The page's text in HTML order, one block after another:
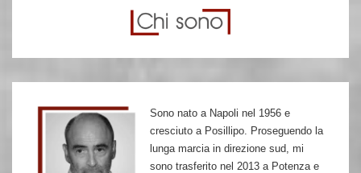
Sabadin
Sono nato a Napoli nel 1956 e
cresciuto a Posillipo. Proseguendo la
lunga marcia in direzione sud, mi
sono trasferito nel 2013 a Potenza e